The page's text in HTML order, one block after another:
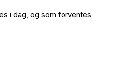
i dag, og som forventes